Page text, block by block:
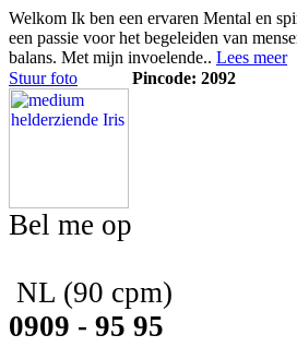
Welkom Ik ben een ervaren Mental en
een passie voor het begeleiden van
balans. Met mijn invoelende.. Lees meer
Stuur foto
Pincode: 2092
Bel me op
NL (90 cpm)
0909 - 95 95